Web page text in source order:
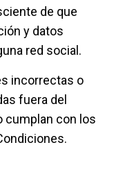
de que
y datos
red social.
incorrectas o
fuera del
cumplan con los